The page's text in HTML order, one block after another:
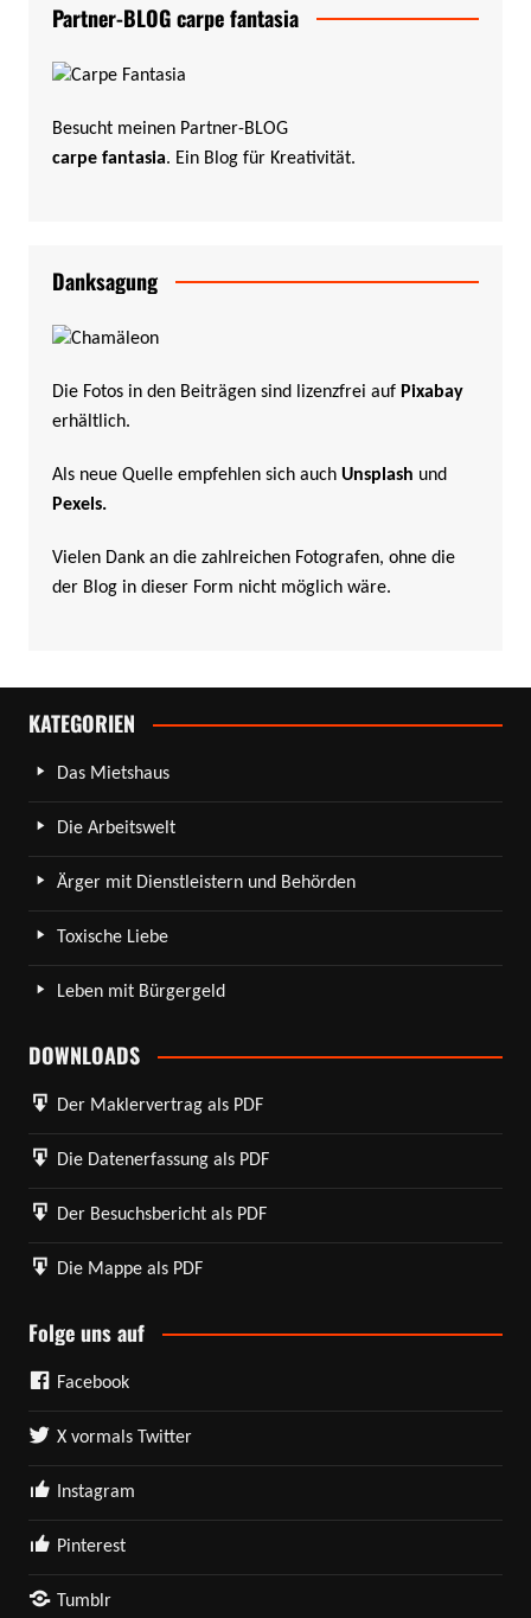
Partner-BLOG carpe fantasia
Besucht meinen Partner-BLOG
carpe fantasia. Ein Blog für Kreativität.
Danksagung
Die Fotos in den Beiträgen sind lizenzfrei auf Pixabay
erhältlich.
Als neue Quelle empfehlen sich auch Unsplash und
Pexels.
Vielen Dank an die zahlreichen Fotografen, ohne die
der Blog in dieser Form nicht möglich wäre.
KATEGORIEN
Das Mietshaus
Die Arbeitswelt
Ärger mit Dienstleistern und Behörden
Toxische Liebe
Leben mit Bürgergeld
DOWNLOADS
Der Maklervertrag als PDF
Die Datenerfassung als PDF
Der Besuchsbericht als PDF
Die Mappe als PDF
Folge uns auf
Facebook
X vormals Twitter
Instagram
Pinterest
Tumblr